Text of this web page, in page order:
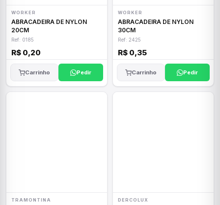
WORKER
ABRACADEIRA DE NYLON
20CM
Ref: 0185
R$ 0,20
Carrinho Pedir
WORKER
ABRACADEIRA DE NYLON
30CM
Ref: 2425
R$ 0,35
Carrinho Pedir
TRAMONTINA DERCOLUX